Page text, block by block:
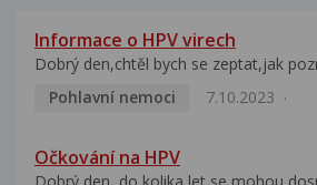
Informace o HPV virech
Dobrý den,chtěl bych se zeptat,jak
Pohlavní nemoci
7.10.2023
Očkování na HPV